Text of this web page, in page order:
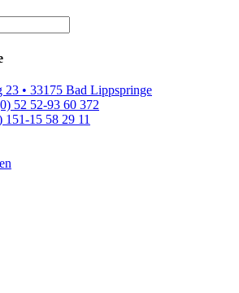
23 • 33175 Bad Lippspringe
52 52-93 60 372
15 58 29 11